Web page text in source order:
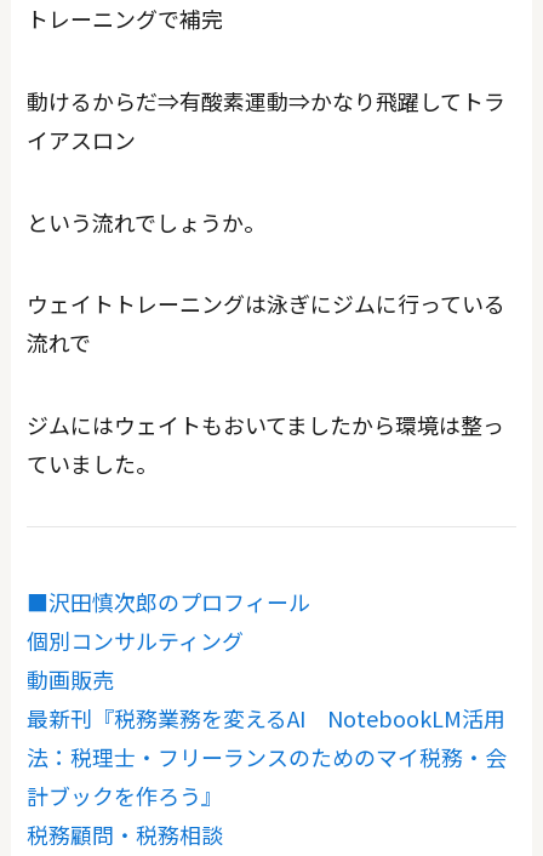
トレーニングで補完
動けるからだ⇒有酸素運動⇒かなり飛躍してトラ
イアスロン
という流れでしょうか。
ウェイトトレーニングは泳ぎにジムに行っている
流れで
ジムにはウェイトもおいてましたから環境は整っ
ていました。
■沢田慎次郎のプロフィール
個別コンサルティング
動画販売
最新刊『税務業務を変えるAI NotebookLM活用
法：税理士・フリーランスのためのマイ税務・会
計ブックを作ろう』
税務顧問・税務相談